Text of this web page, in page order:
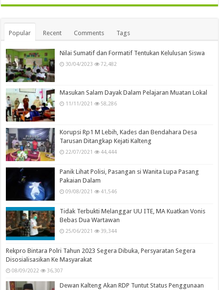
Popular Recent Comments Tags
Nilai Sumatif dan Formatif Tentukan Kelulusan Siswa
30/04/2023 72,482
Masukan Salam Dayak Dalam Pelajaran Muatan Lokal
11/11/2021 58,286
Korupsi Rp1 M Lebih, Kades dan Bendahara Desa
Tarusan Ditangkap Kejati Kalteng
22/07/2021 44,444
Panik Lihat Polisi, Pasangan si Wanita Lupa Pasang
Pakaian Dalam
09/08/2021 41,546
Tidak Terbukti Melanggar UU ITE, MA Kuatkan Vonis
Bebas Dua Wartawan
25/06/2021 39,344
Rekpro Bintara Polri Tahun 2023 Segera Dibuka, Persyaratan Segera
Disosialisasikan Ke Masyarakat
08/09/2022 36,307
Dewan Kalteng Akan RDP Tuntut Status Penggunaan